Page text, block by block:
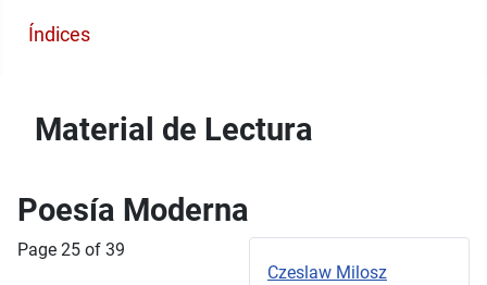
Índices
Material de Lectura
Poesía Moderna
Czeslaw Milosz
Page 25 of 39